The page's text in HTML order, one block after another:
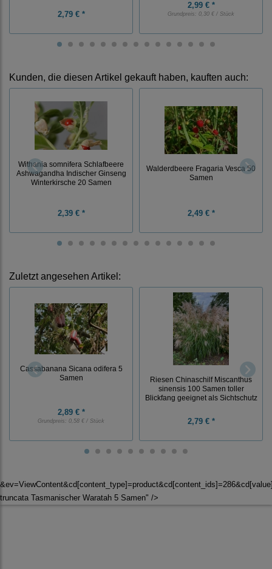
2,79 € *
2,99 € *
Grundpreis: 0,30 € / Stück
Kunden, die diesen Artikel gekauft haben, kauften auch:
Withania somnifera Schlafbeere
Ashwagandha Indischer Ginseng
Winterkirsche 20 Samen
2,39 € *
Walderdbeere Fragaria Vesca 50
Samen
2,49 € *
Zuletzt angesehen Artikel:
Cassabanana Sicana odifera 5
Samen
2,89 € *
Grundpreis: 0,58 € / Stück
Riesen Chinaschilf Miscanthus
sinensis 100 Samen toller
Blickfang geeignet als Sichtschutz
2,79 € *
truncata Tasmanischer Waratah 5 Samen" />